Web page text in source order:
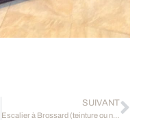
SUIVANT
Escalier à Brossard (teinture ou naturelle)